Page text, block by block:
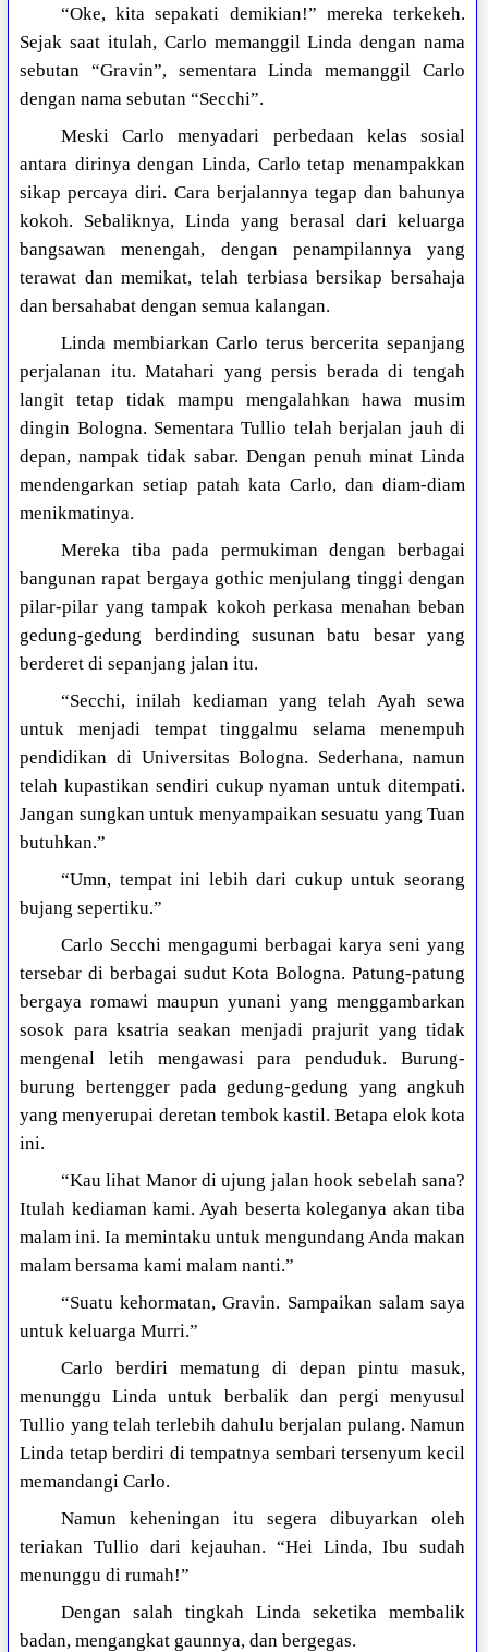
“Oke, kita sepakati demikian!” mereka terkekeh.
Sejak saat itulah, Carlo memanggil Linda dengan nama
sebutan “Gravin”, sementara Linda memanggil Carlo
dengan nama sebutan “Secchi”.
Meski Carlo menyadari perbedaan kelas sosial
antara dirinya dengan Linda, Carlo tetap menampakkan
sikap percaya diri. Cara berjalannya tegap dan bahunya
kokoh. Sebaliknya, Linda yang berasal dari keluarga
bangsawan menengah, dengan penampilannya yang
terawat dan memikat, telah terbiasa bersikap bersahaja
dan bersahabat dengan semua kalangan.
Linda membiarkan Carlo terus bercerita sepanjang
perjalanan itu. Matahari yang persis berada di tengah
langit tetap tidak mampu mengalahkan hawa musim
dingin Bologna. Sementara Tullio telah berjalan jauh di
depan, nampak tidak sabar. Dengan penuh minat Linda
mendengarkan setiap patah kata Carlo, dan diam-diam
menikmatinya.
Mereka tiba pada permukiman dengan berbagai
bangunan rapat bergaya gothic menjulang tinggi dengan
pilar-pilar yang tampak kokoh perkasa menahan beban
gedung-gedung berdinding susunan batu besar yang
berderet di sepanjang jalan itu.
“Secchi, inilah kediaman yang telah Ayah sewa
untuk menjadi tempat tinggalmu selama menempuh
pendidikan di Universitas Bologna. Sederhana, namun
telah kupastikan sendiri cukup nyaman untuk ditempati.
Jangan sungkan untuk menyampaikan sesuatu yang Tuan
butuhkan.”
“Umn, tempat ini lebih dari cukup untuk seorang
bujang sepertiku.”
Carlo Secchi mengagumi berbagai karya seni yang
tersebar di berbagai sudut Kota Bologna. Patung-patung
bergaya romawi maupun yunani yang menggambarkan
sosok para ksatria seakan menjadi prajurit yang tidak
mengenal letih mengawasi para penduduk. Burung-
burung bertengger pada gedung-gedung yang angkuh
yang menyerupai deretan tembok kastil. Betapa elok kota
ini.
“Kau lihat Manor di ujung jalan hook sebelah sana?
Itulah kediaman kami. Ayah beserta koleganya akan tiba
malam ini. Ia memintaku untuk mengundang Anda makan
malam bersama kami malam nanti.”
“Suatu kehormatan, Gravin. Sampaikan salam saya
untuk keluarga Murri.”
Carlo berdiri mematung di depan pintu masuk,
menunggu Linda untuk berbalik dan pergi menyusul
Tullio yang telah terlebih dahulu berjalan pulang. Namun
Linda tetap berdiri di tempatnya sembari tersenyum kecil
memandangi Carlo.
Namun keheningan itu segera dibuyarkan oleh
teriakan Tullio dari kejauhan. “Hei Linda, Ibu sudah
menunggu di rumah!”
Dengan salah tingkah Linda seketika membalik
badan, mengangkat gaunnya, dan bergegas.